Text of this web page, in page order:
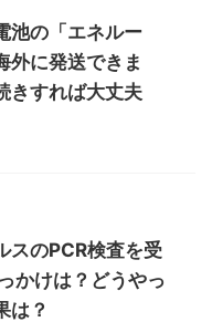
池の「エネルー
外に発送できま
きすれば大丈夫
スのPCR検査を受
かけは？どうやっ
は？